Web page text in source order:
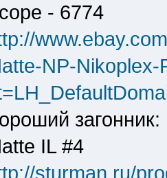
- 6774
NP-
IL #4
sturman.ru/